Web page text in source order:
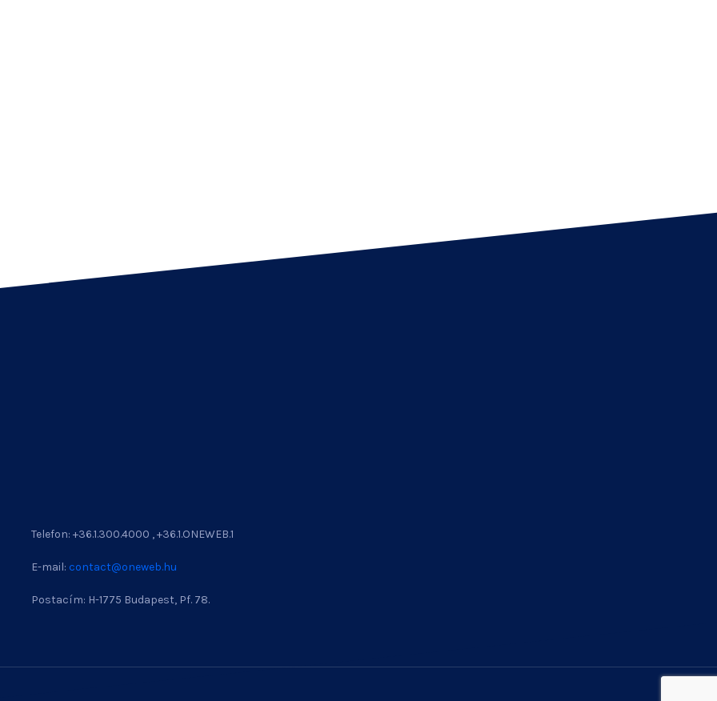
Telefon: +36.1.300.4000 , +36.1.ONEWEB.1
E-mail: contact@oneweb.hu
Postacím: H-1775 Budapest, Pf. 78.